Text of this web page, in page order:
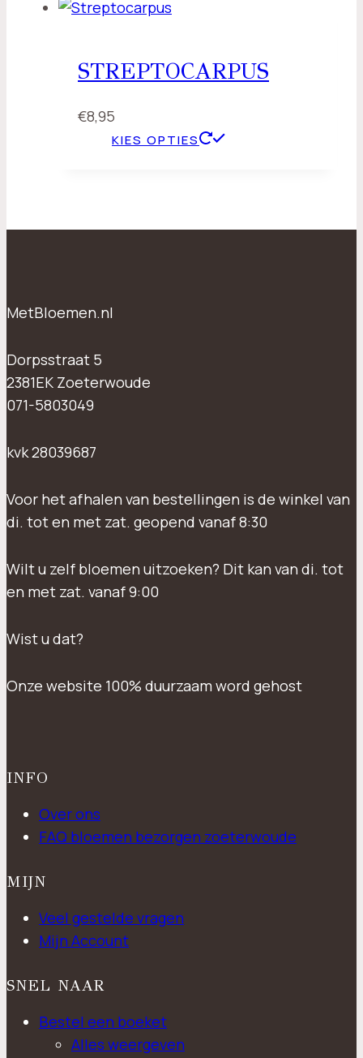
STREPTOCARPUS
€8,95
KIES OPTIES
MetBloemen.nl
Dorpsstraat 5
2381EK Zoeterwoude
071-5803049
kvk 28039687
Voor het afhalen van bestellingen is de winkel van
di. tot en met zat. geopend vanaf 8:30
Wilt u zelf bloemen uitzoeken? Dit kan van di. tot
en met zat. vanaf 9:00
Wist u dat?
Onze website 100% duurzaam word gehost
INFO
Over ons
FAQ bloemen bezorgen zoeterwoude
MIJN
Veel gestelde vragen
Mijn Account
SNEL NAAR
Bestel een boeket
Alles weergeven